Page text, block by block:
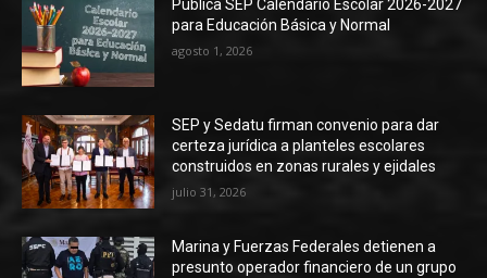
Publica SEP Calendario Escolar 2026-2027
para Educación Básica y Normal
agosto 1, 2026
SEP y Sedatu firman convenio para dar
certeza jurídica a planteles escolares
construidos en zonas rurales y ejidales
julio 31, 2026
Marina y Fuerzas Federales detienen a
presunto operador financiero de un grupo